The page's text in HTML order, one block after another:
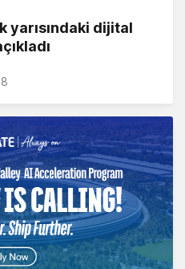
yarısındaki dijital